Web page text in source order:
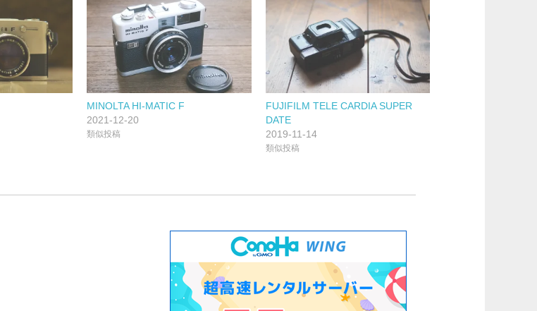
MINOLTA HI-MATIC F
2021-12-20
類似投稿
FUJIFILM TELE CARDIA SUPER
DATE
2019-11-14
類似投稿